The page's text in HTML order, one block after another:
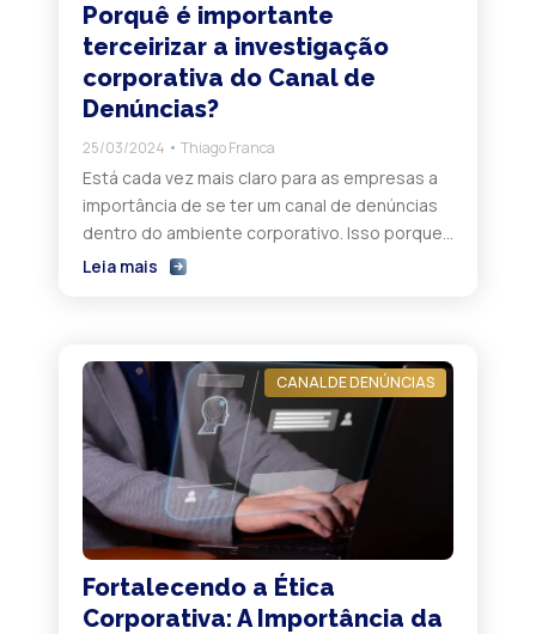
Porquê é importante
terceirizar a investigação
corporativa do Canal de
Denúncias?
25/03/2024 Thiago Franca
Está cada vez mais claro para as empresas a
importância de se ter um canal de denúncias
dentro do ambiente corporativo. Isso porque
esses canais desempenham um papel
ambiente de trabalho. No entanto, para que
os canais de denúncia sejam […]
Leia mais
CANAL DE DENÚNCIAS
Fortalecendo a Ética
Corporativa: A Importância da